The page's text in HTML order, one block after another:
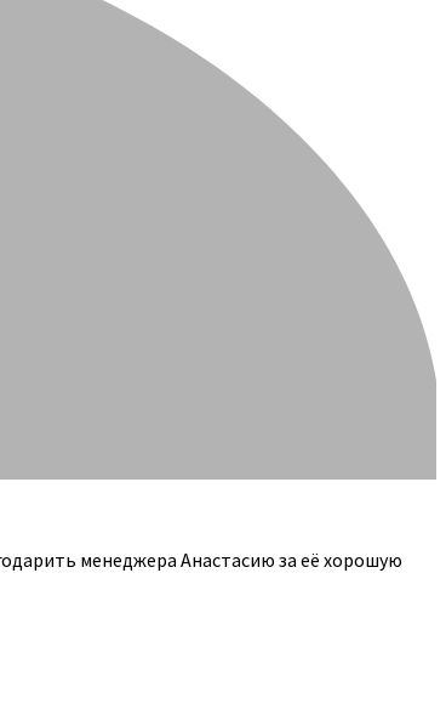
менеджера Анастасию за её хорошую